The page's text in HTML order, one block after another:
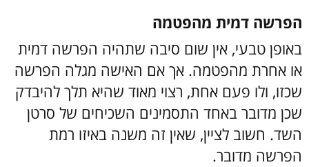
הפרשה דמית מהפטמה
באופן טבעי, אין שום סיבה שתהיה הפרשה דמית
או אחרת מהפטמה. אך אם האישה מגלה הפרשה
שכזו, ולו פעם אחת, רצוי מאוד שהיא תלך להיבדק
שכן מדובר באחד התסמינים השכיחים של סרטן
השד. חשוב לציין, שאין זה משנה באיזו רמת
הפרשה מדובר.